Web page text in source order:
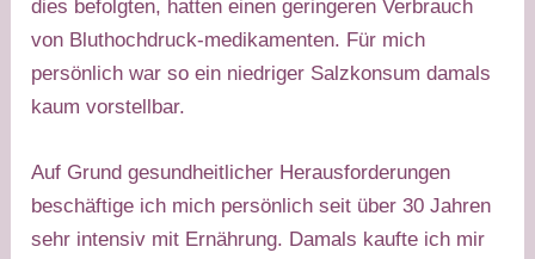
dies befolgten, hatten einen geringeren Verbrauch
von Bluthochdruck-medikamenten. Für mich
persönlich war so ein niedriger Salzkonsum damals
kaum vorstellbar.​
Auf Grund gesundheitlicher Herausforderungen
beschäftige ich mich persönlich seit über 30 Jahren
sehr intensiv mit Ernährung. Damals kaufte ich mir